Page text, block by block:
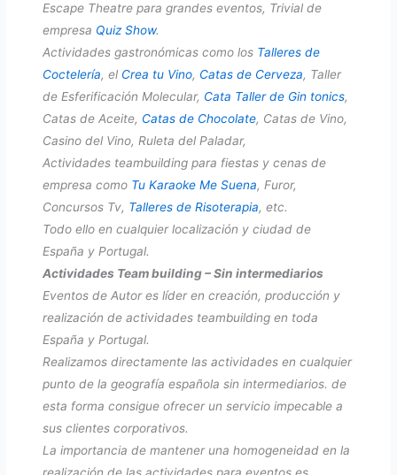
Escape Theatre para grandes eventos, Trivial de
empresa Quiz Show.
Actividades gastronómicas como los Talleres de
Coctelería, el Crea tu Vino, Catas de Cerveza, Taller
de Esferificación Molecular, Cata Taller de Gin tonics,
Catas de Aceite, Catas de Chocolate, Catas de Vino,
Casino del Vino, Ruleta del Paladar,
Actividades teambuilding para fiestas y cenas de
empresa como Tu Karaoke Me Suena, Furor,
Concursos Tv, Talleres de Risoterapia, etc.
Todo ello en cualquier localización y ciudad de
España y Portugal.
Actividades Team building – Sin intermediarios
Eventos de Autor es líder en creación, producción y
realización de actividades teambuilding en toda
España y Portugal.
Realizamos directamente las actividades en cualquier
punto de la geografía española sin intermediarios. de
esta forma consigue ofrecer un servicio impecable a
sus clientes corporativos.
La importancia de mantener una homogeneidad en la